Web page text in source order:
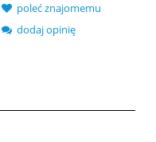
poleć znajomemu
dodaj opinię